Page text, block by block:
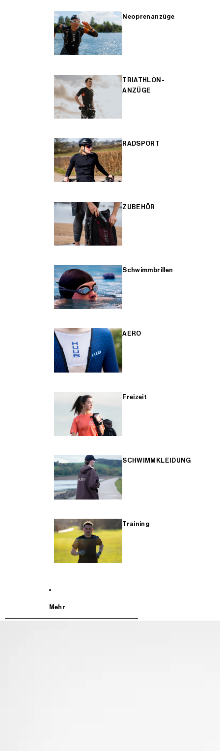
Neoprenanzüge
TRIATHLON-
ANZÜGE
RADSPORT
ZUBEHÖR
Schwimmbrillen
AERO
Freizeit
SCHWIMMKLEIDUNG
Training
Mehr
WEITER ZU DEN PRODUKTINFORMATIONEN